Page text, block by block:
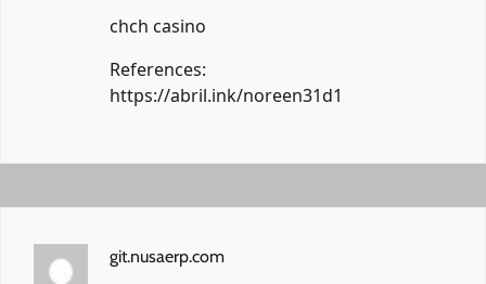
chch casino
References:
https://abril.ink/noreen31d1
git.nusaerp.com